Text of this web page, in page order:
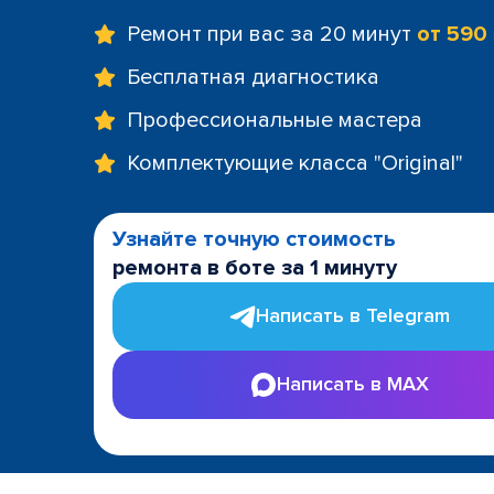
Ремонт при вас за 20 минут от
Бесплатная диагностика
Профессиональные мастера
Комплектующие класса "Original"
Узнайте точную стоимость
ремонта в боте за 1 минуту
Написать в Telegram
Написать в MAX